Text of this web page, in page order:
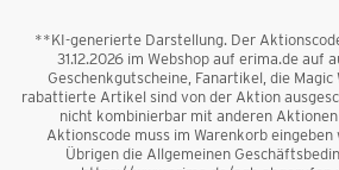
**KI-generierte Darstellung. Der
31.12.2026 im Webshop auf erima.de auf
Geschenkgutscheine, Fanartikel, die
rabattierte Artikel sind von der Aktion
nicht kombinierbar mit anderen
Aktionscode muss im Warenkorb eingeben
Übrigen die Allgemeinen